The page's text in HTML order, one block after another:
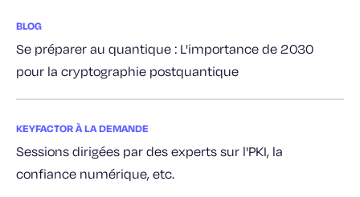
BLOG
Se préparer au quantique : L'importance de 2030
pour la cryptographie postquantique
KEYFACTOR À LA DEMANDE
Sessions dirigées par des experts sur l'PKI, la
confiance numérique, etc.